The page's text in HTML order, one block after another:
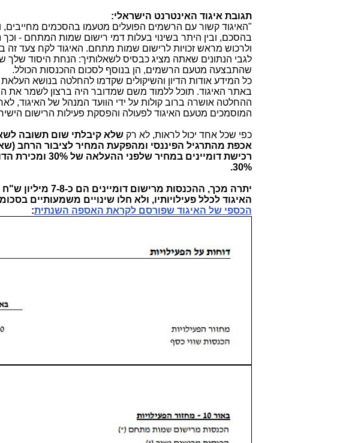
תגובת איגוד האינטרנט הישראלי:
בהסכם, ובין היתר בשינוי בעלות דמי רישום שמות המתחם -
ולרכוש מראש זכויות לרישום שמות מתחם. האיגוד לקח צעד זה
לגבי הנתונים שאתה מציג כבסיס לשאלותיך: הנחת היסוד שלך
שהתבצעה מטעם הרשמים, הן בנוסף לסכום ההכנסות הכולל.
כל המידע אודות הדיון והשיקולים שקדמו להחלטה בנושא
באתר האיגוד. תוכל ללמוד משם שמדובר היה ברצון לשמר
המוסמכים מטעם האיגוד לפעולה והפסקת פעילות הרישום
כפי שכל אחד יכול לראות, לא רקשלא קיבלתי שום תשובה
אכפת מהתרגיל הפיננסי ומהפקעת המחיר לציבור הרחב
רכישת דומיינים
30%.
יתרה מכך,
האיגוד לכלל פעילויותיו, ולא חלו שינויים משמעותיים בסכומים הללו בין שנת
הכספי של האיגוד שפורסם לקראת האספה השנתית: